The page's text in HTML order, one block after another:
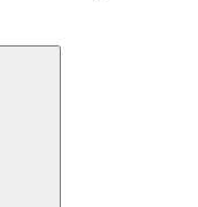
Rechercher: